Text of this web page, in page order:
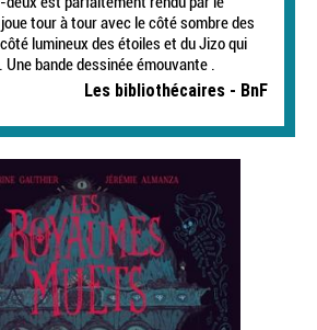
tour à tour avec le côté sombre des
lumineux des étoiles et du Jizo qui
bande dessinée émouvante .
Les bibliothécaires - BnF